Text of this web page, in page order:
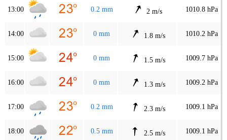
13:00 0.2 mm 2 m/s 1010.8 hPa
14:00 0 mm 1.8 m/s 1010.2 hPa
15:00 0 mm 1.5 m/s 1009.7 hPa
16:00 0 mm 1.3 m/s 1009.2 hPa
17:00 0.2 mm 2.3 m/s 1009.1 hPa
18:00 0.5 mm 2.5 m/s 1009.1 hPa